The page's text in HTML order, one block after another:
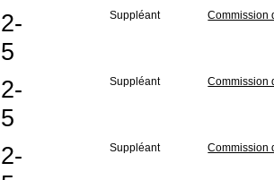
Suppléant Commission
Suppléant Commission
Suppléant Commission